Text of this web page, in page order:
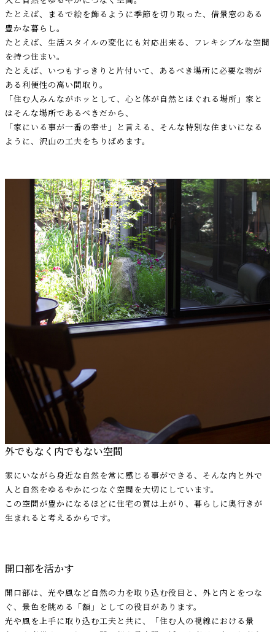
たとえば、まるで絵を飾るように季節を切り取った、借景窓のある
豊かな暮らし。
たとえば、生活スタイルの変化にも対応出来る、フレキシブルな空間
を持つ住まい。
たとえば、いつもすっきりと片付いて、あるべき場所に必要な物が
ある利便性の高い間取り。
「住む人みんながホッとして、心と体が自然とほぐれる場所」家と
はそんな場所であるべきだから、
「家にいる事が一番の幸せ」と言える、そんな特別な住まいになる
ように、沢山の工夫をちりばめます。
外でもなく内でもない空間
家にいながら身近な自然を常に感じる事ができる、 そんな内と外で
人と自然をゆるやかにつなぐ空間を大切にしています。
この空間が豊かになるほどに住宅の質は上がり、 暮らしに奥行きが
生まれると考えるからです。
開口部を活かす
開口部は、光や風など自然の力を取り込む役目と、 外と内とをつな
ぐ、景色を眺める「額」としての役目があります。
光や風を上手に取り込む工夫と共に、
「住む人の視線における景